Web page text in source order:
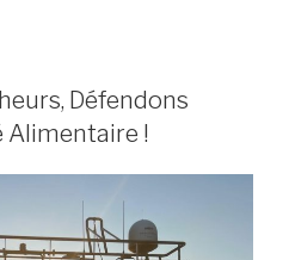
Défendons
Alimentaire !